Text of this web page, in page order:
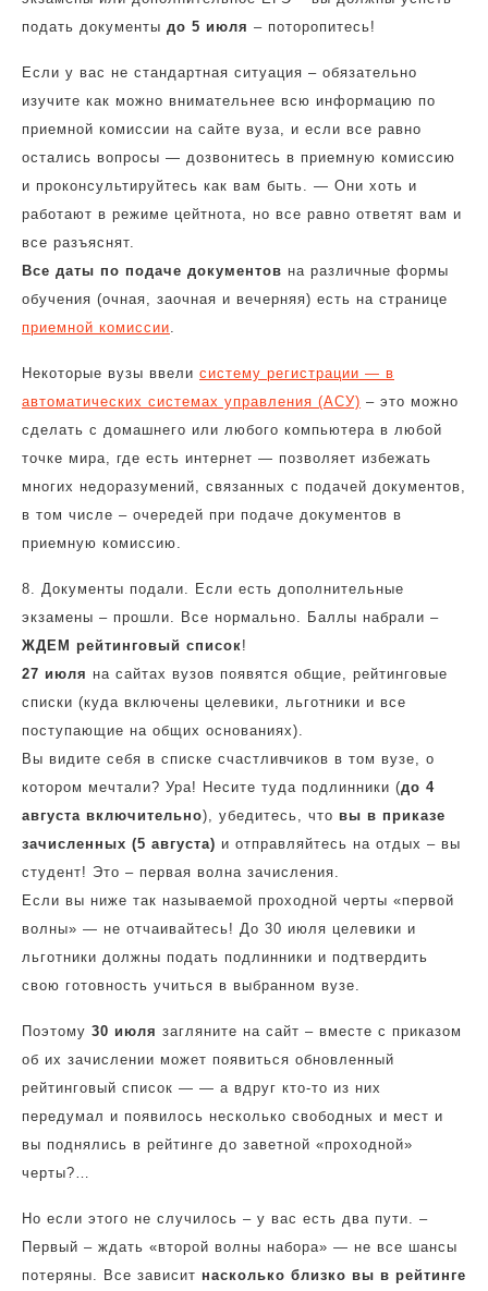
подать документы до 5 июля – поторопитесь!
Если у вас не стандартная ситуация – обязательно
изучите как можно внимательнее всю информацию по
приемной комиссии на сайте вуза, и если все равно
остались вопросы — дозвонитесь в приемную комиссию
и проконсультируйтесь как вам быть. — Они хоть и
работают в режиме цейтнота, но все равно ответят вам и
все разъяснят.
Все даты по подаче документов на различные формы
обучения (очная, заочная и вечерняя) есть на странице
приемной комиссии.
Некоторые вузы ввели систему регистрации — в
автоматических системах управления (АСУ) – это можно
сделать с домашнего или любого компьютера в любой
точке мира, где есть интернет — позволяет избежать
многих недоразумений, связанных с подачей документов,
в том числе – очередей при подаче документов в
приемную комиссию.
8. Документы подали. Если есть дополнительные
экзамены – прошли. Все нормально. Баллы набрали –
ЖДЕМ рейтинговый список!
27 июля на сайтах вузов появятся общие, рейтинговые
списки (куда включены целевики, льготники и все
поступающие на общих основаниях).
Вы видите себя в списке счастливчиков в том вузе, о
котором мечтали? Ура! Несите туда подлинники (до 4
августа включительно), убедитесь, что вы в приказе
зачисленных (5 августа) и отправляйтесь на отдых – вы
студент! Это – первая волна зачисления.
Если вы ниже так называемой проходной черты «первой
волны» — не отчаивайтесь! До 30 июля целевики и
льготники должны подать подлинники и подтвердить
свою готовность учиться в выбранном вузе.
Поэтому 30 июля загляните на сайт – вместе с приказом
об их зачислении может появиться обновленный
рейтинговый список — — а вдруг кто-то из них
передумал и появилось несколько свободных и мест и
вы поднялись в рейтинге до заветной «проходной»
черты?…
Но если этого не случилось – у вас есть два пути. –
Первый – ждать «второй волны набора» — не все шансы
потеряны. Все зависит насколько близко вы в рейтинге